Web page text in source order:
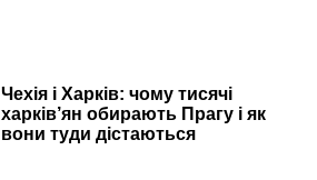
Чехія і Харків: чому тисячі
харків’ян обирають Прагу і як
вони туди дістаються